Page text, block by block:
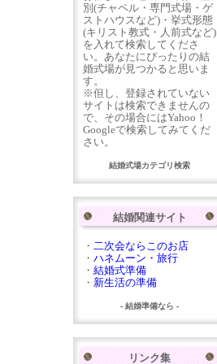
別(チャペル・専門式場・ゲ
ストハウスなど)・挙式形態
(キリスト教式・人前式など)
を入れて検索してくださ
い。あなたにぴったりの結
婚式場が見つかると思いま
す。
※但し、登録されていない
サイトは検索できませんの
で、その場合にはYahoo！
Googleで検索してみてくだ
さい。
結婚式場カテゴリ検索
結婚関連サイト
・ 二次会ならこのお店
・ ハネムーン・旅行
・ 結婚式準備
・ 新生活の準備
- 結婚準備なら -
リンク集